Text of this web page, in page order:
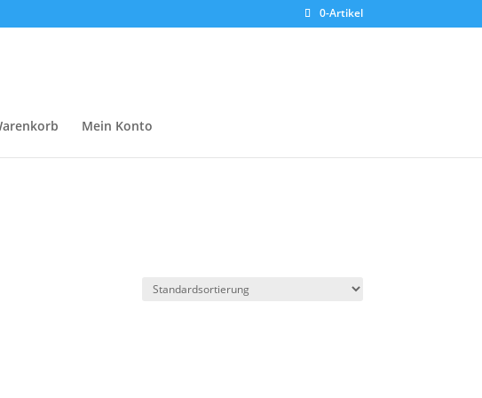
0-Artikel
Mein Konto